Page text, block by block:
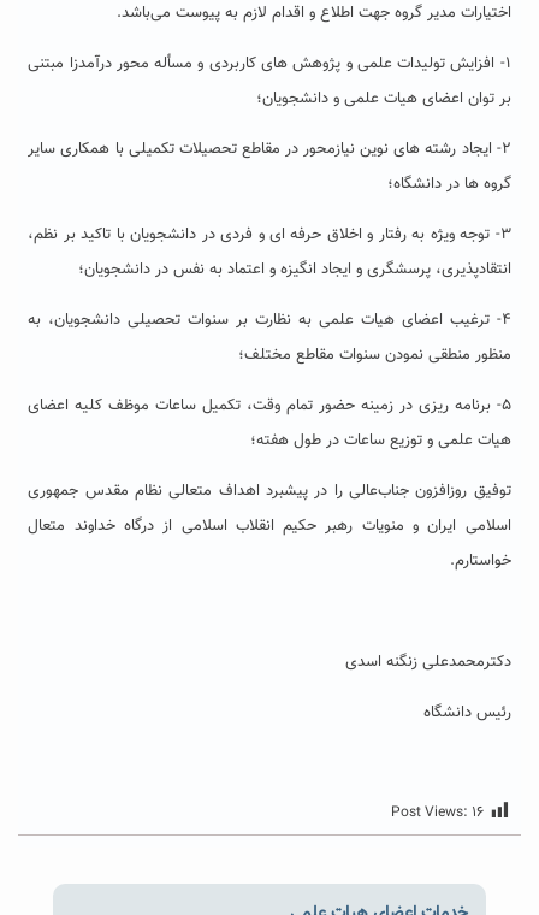
اختیارات مدیر گروه جهت اطلاع و اقدام لازم به پیوست می‌باشد.
۱- افزایش تولیدات علمی و پژوهش های کاربردی و مسأله محور درآمدزا مبتنی
بر توان اعضای هیات علمی و دانشجویان؛
۲- ایجاد رشته های نوین نیازمحور در مقاطع تحصیلات تکمیلی با همکاری سایر
گروه ها در دانشگاه؛
۳- توجه ویژه به رفتار و اخلاق حرفه ای و فردی در دانشجویان با تاکید بر نظم،
انتقادپذیری، پرسشگری و ایجاد انگیزه و اعتماد به نفس در دانشجویان؛
۴- ترغیب اعضای هیات علمی به نظارت بر سنوات تحصیلی دانشجویان، به
منظور منطقی نمودن سنوات مقاطع مختلف؛
۵- برنامه ریزی در زمینه حضور تمام وقت، تکمیل ساعات موظف کلیه اعضای
هیات علمی و توزیع ساعات در طول هفته؛
توفیق روزافزون جناب‌عالی را در پیشبرد اهداف متعالی نظام مقدس جمهوری
اسلامی ایران و منویات رهبر حکیم انقلاب اسلامی از درگاه خداوند متعال
خواستارم.
دکترمحمدعلی زنگنه اسدی
رئیس دانشگاه
Post Views: ۱۶